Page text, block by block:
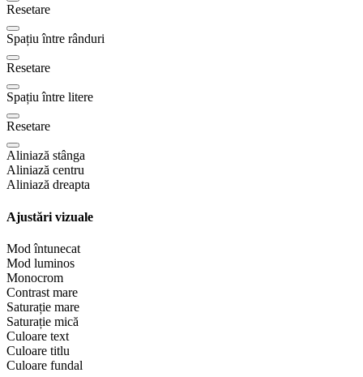
Resetare
Spațiu între rânduri
Resetare
Spațiu între litere
Resetare
Aliniază stânga
Aliniază centru
Aliniază dreapta
Ajustări vizuale
Mod întunecat
Mod luminos
Monocrom
Contrast mare
Saturație mare
Saturație mică
Culoare text
Culoare titlu
Culoare fundal